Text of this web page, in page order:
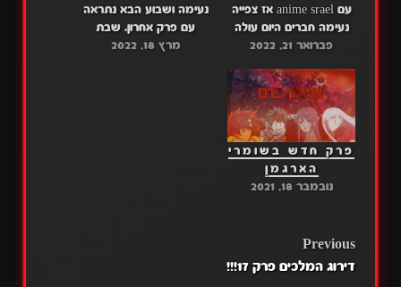
עם anime srael אז צפייה
נעימה חברים היום עולה
גם אקבי-צ'אן. ואני לא
לפרויקט חדש. קישורים:
דרייב: פרק 18 מגה: פרק
18 היכנסו לשרת הכי טוב
של האנימה, שם אנחנו גם
מודיעים על פרקים,
קישור…
פברואר 21, 2022
נעימה ושבוע הבא נתראה
עם פרק אחרון. שבת
שלום. ואנחנו שבוע הבא
מרץ 18, 2022
פרק חדש בשומרי
הארגמן
נובמבר 18, 2021
POST
Previous
דירוג המלכים פרק 17!!!